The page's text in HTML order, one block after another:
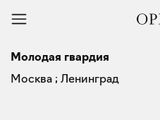
Молодая гвардия
Москва ; Ленинград